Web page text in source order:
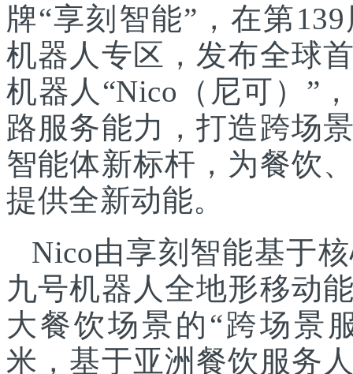
牌“享刻智能”，在第
机器人专区，发布全球
机器人“Nico（尼可）”
路服务能力，打造跨场
智能体新标杆，为餐饮
提供全新动能。
Nico由享刻智能基于
九号机器人全地形移动
大餐饮场景的“跨场景
米，基于亚洲餐饮服务